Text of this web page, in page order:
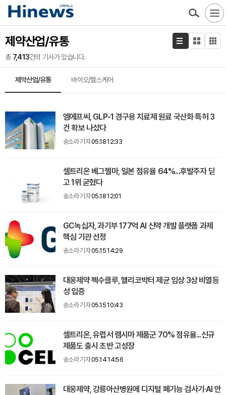
제약산업/유통
총 7,413건의 기사가 있습니다.
제약산업/유통 바이오/헬스케어
엠에프씨, GLP-1 경구용 치료제 원료 국산화 특허 3
건 확보 나섰다
송소라 기자05.18 12:33
셀트리온 베그젤마, 일본 점유율 64%...후발주자 딛
고 1위 굳혔다
송소라 기자05.18 12:01
GC녹십자, 과기부 177억 AI 신약 개발 플랫폼 과제
핵심 기관 선정
송소라 기자05.15 14:29
대웅제약 펙수클루, 헬리코박터 제균 임상 3상 비열등
성 입증
송소라 기자05.15 10:43
셀트리온, 유럽서 램시마 제품군 70% 점유율...신규
제품도 출시 초반 고성장
송소라 기자05.14 14:56
대웅제약, 강릉아산병원에 디지털 폐기능 검사기·AI 안